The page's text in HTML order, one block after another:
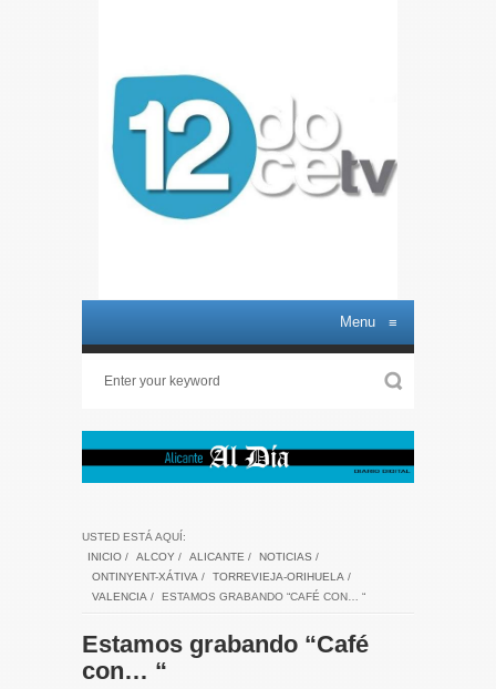
Menu ≡
USTED ESTÁ AQUÍ:
INICIO / ALCOY / ALICANTE / NOTICIAS /
ONTINYENT-XÁTIVA / TORREVIEJA-ORIHUELA /
VALENCIA / ESTAMOS GRABANDO “CAFÉ CON… “
Estamos grabando “Café
con… “